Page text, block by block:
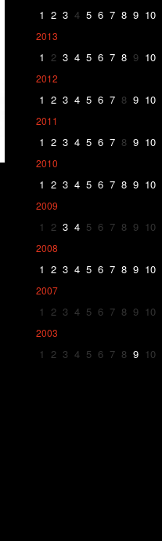
1 2 3 4 5 6 7 8 9 10
2013
1 2 3 4 5 6 7 8 9 10
2012
1 2 3 4 5 6 7 8 9 10
2011
1 2 3 4 5 6 7 8 9 10
2010
1 2 3 4 5 6 7 8 9 10
2009
1 2 3 4 5 6 7 8 9 10
2008
1 2 3 4 5 6 7 8 9 10
2007
1 2 3 4 5 6 7 8 9 10
2003
1 2 3 4 5 6 7 8 9 10